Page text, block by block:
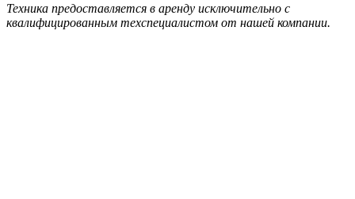
Техника предоставляется в аренду исключительно с
квалифицированным техспециалистом от нашей компании.